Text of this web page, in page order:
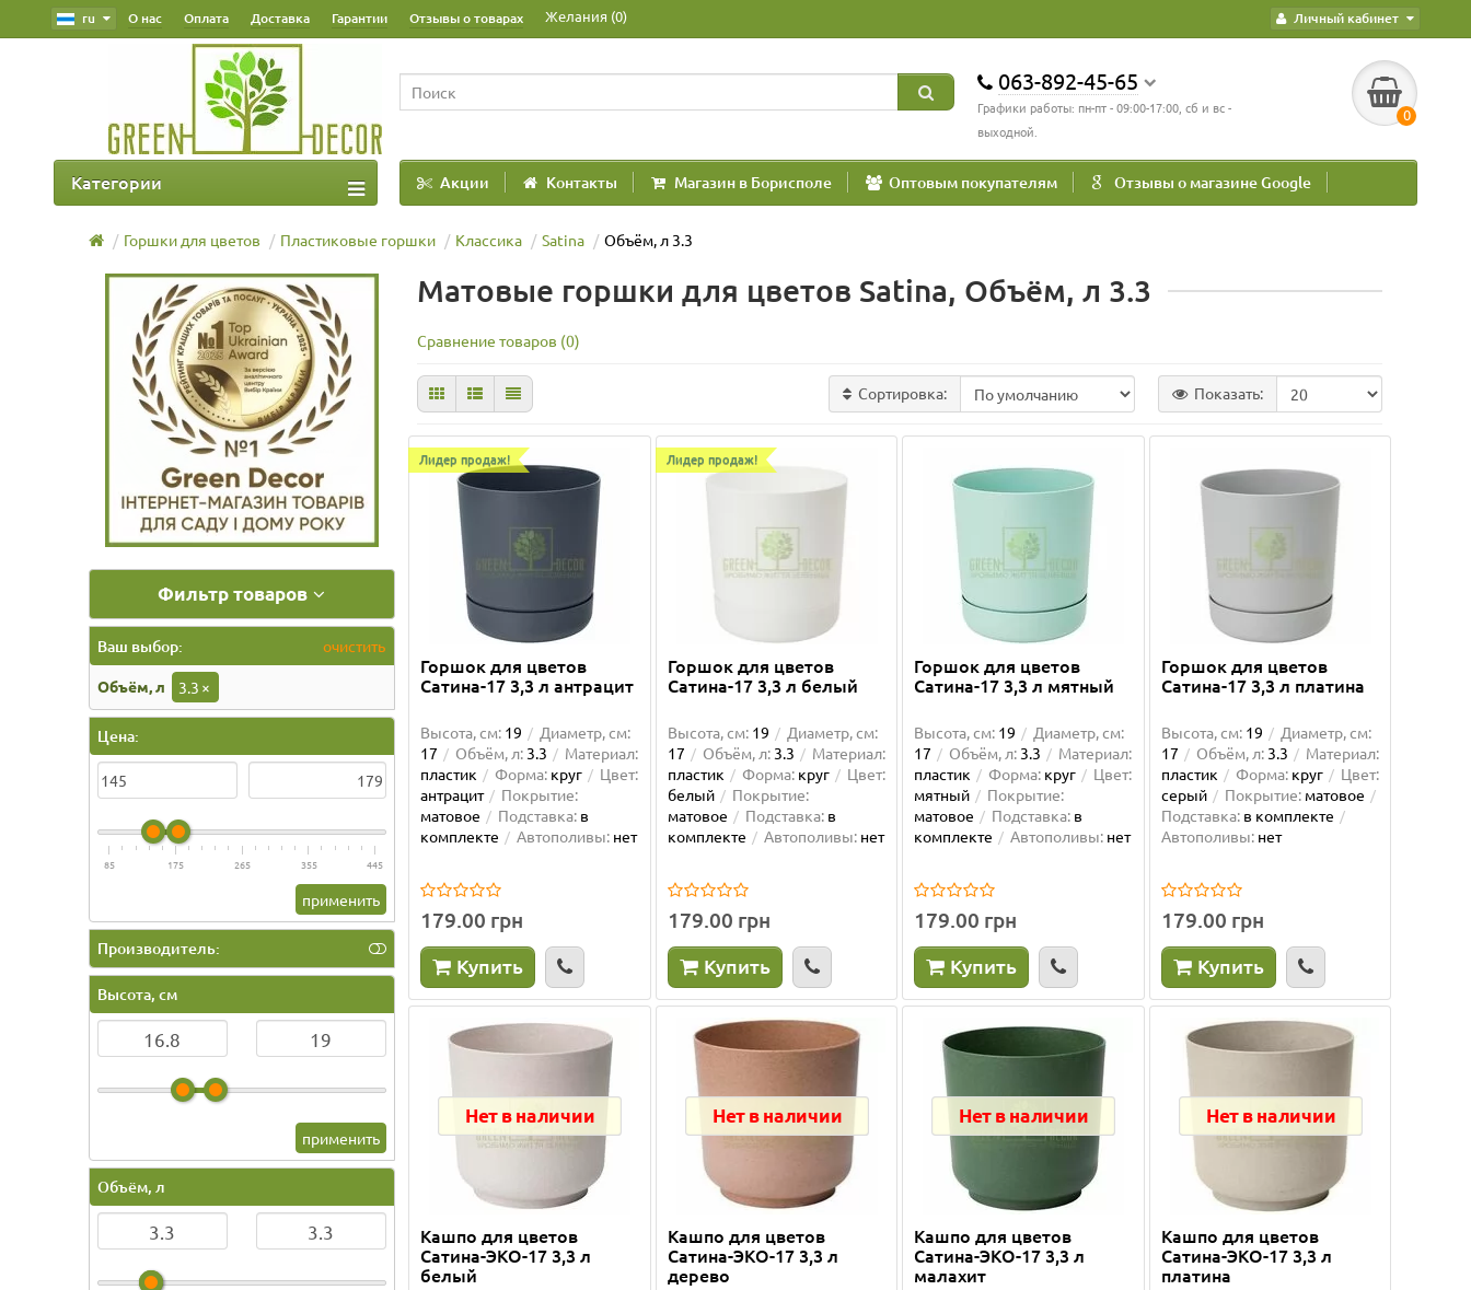
Личный кабинет
ru О нас Оплата Доставка Гарантии Отзывы о товарах Желания (0)
063-892-45-65
Графики работы: пн-пт - 09:00-17:00, сб и вс -
выходной.
0
Акции Контакты Магазин в Борисполе Оптовым покупателям Отзывы о магазине Google
Категории
Горшки для цветов Пластиковые горшки Классика Satina Объём, л 3.3
Фильтр товаров
Ваш выбор: очистить
Объём, л 3.3 ×
Цена:
85 175 265 355 445
применить
Производитель:
Высота, см
применить
Объём, л
Матовые горшки для цветов Satina, Объём, л 3.3
Сравнение товаров (0)
Сортировка: Показать:
Лидер продаж!
Горшок для цветов
Сатина-17 3,3 л антрацит
Высота, см: 19
Диаметр, см:
17
Объём, л: 3.3
Материал:
пластик
Форма: круг
Цвет:
антрацит
Покрытие:
матовое
Подставка: в
комплекте
Автополивы: нет
179.00 грн
Купить
Лидер продаж!
Горшок для цветов
Сатина-17 3,3 л белый
Высота, см: 19
Диаметр, см:
17
Объём, л: 3.3
Материал:
пластик
Форма: круг
Цвет:
белый
Покрытие:
матовое
Подставка: в
комплекте
Автополивы: нет
179.00 грн
Купить
Горшок для цветов
Сатина-17 3,3 л мятный
Высота, см: 19
Диаметр, см:
17
Объём, л: 3.3
Материал:
пластик
Форма: круг
Цвет:
мятный
Покрытие:
матовое
Подставка: в
комплекте
Автополивы: нет
179.00 грн
Купить
Горшок для цветов
Сатина-17 3,3 л платина
Высота, см: 19
Диаметр, см:
17
Объём, л: 3.3
Материал:
пластик
Форма: круг
Цвет:
серый
Покрытие: матовое
Подставка: в комплекте
Автополивы: нет
179.00 грн
Купить
Нет в наличии
Кашпо для цветов
Сатина-ЭКО-17 3,3 л
белый
Нет в наличии
Кашпо для цветов
Сатина-ЭКО-17 3,3 л
дерево
Нет в наличии
Кашпо для цветов
Сатина-ЭКО-17 3,3 л
малахит
Нет в наличии
Кашпо для цветов
Сатина-ЭКО-17 3,3 л
платина